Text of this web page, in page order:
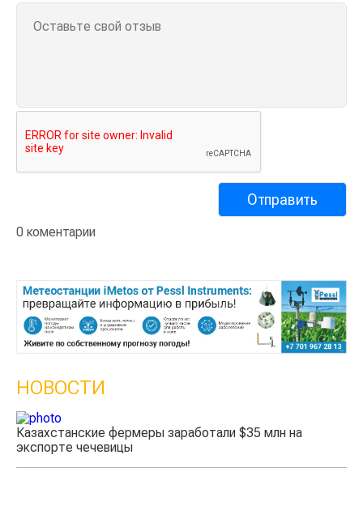
0 коментарии
НОВОСТИ
Казахстанские фермеры заработали $35 млн на
экспорте чечевицы